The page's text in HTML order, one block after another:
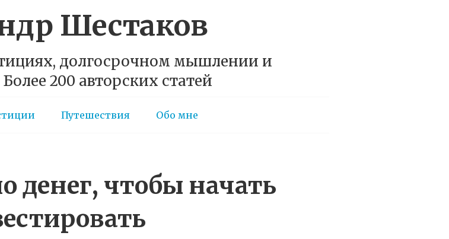
Шестаков
долгосрочном мышлении и
200 авторских статей
Путешествия Обо мне
денег, чтобы начать